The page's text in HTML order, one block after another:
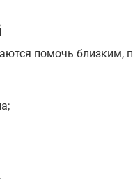
помочь